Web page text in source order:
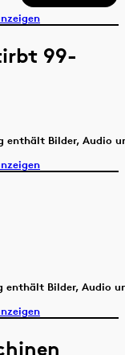
99-
enthält Bilder, Audio
enthält Bilder, Audio